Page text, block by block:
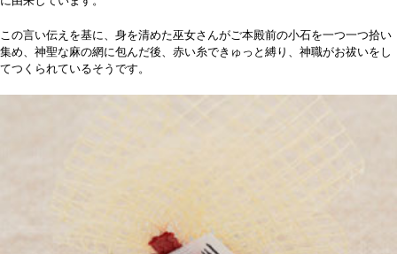
この言い伝えを基に、身を清めた巫女さんがご本殿前の小石を一つ一つ拾い
集め、神聖な麻の網に包んだ後、赤い糸できゅっと縛り、神職がお祓いをし
てつくられているそうです。